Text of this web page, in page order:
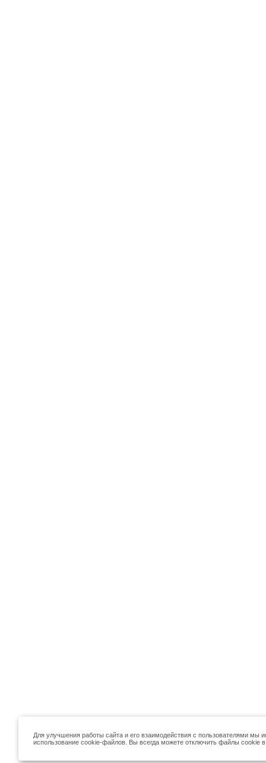
Для улучшения работы сайта и его взаимодействия с пользователями
использование cookie-файлов. Вы всегда можете отключить файлы cookie